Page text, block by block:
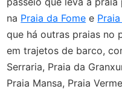
na Praia da Fome e
que há outras praias no
em trajetos de barco,
Serraria, Praia da
Praia Mansa, Praia